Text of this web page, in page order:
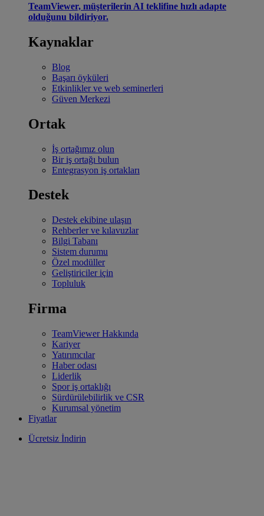
TeamViewer, müşterilerin AI teklifine hızlı adapte
olduğunu bildiriyor.
Kaynaklar
Blog
Başarı öyküleri
Etkinlikler ve web seminerleri
Güven Merkezi
Ortak
İş ortağımız olun
Bir iş ortağı bulun
Entegrasyon iş ortakları
Destek
Destek ekibine ulaşın
Rehberler ve kılavuzlar
Bilgi Tabanı
Sistem durumu
Özel modüller
Geliştiriciler için
Topluluk
Firma
TeamViewer Hakkında
Kariyer
Yatırımcılar
Haber odası
Liderlik
Spor iş ortaklığı
Sürdürülebilirlik ve CSR
Kurumsal yönetim
Fiyatlar
Ücretsiz İndirin